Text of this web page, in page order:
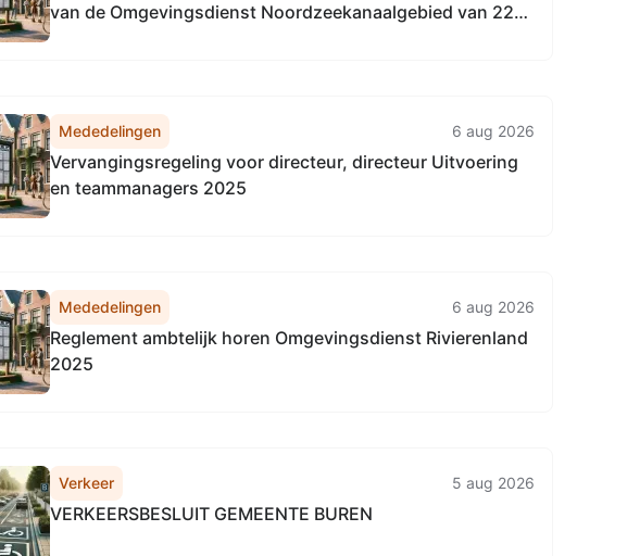
van de Omgevingsdienst Noordzeekanaalgebied van 22
Mededelingen 6 aug 2026
Vervangingsregeling voor directeur, directeur Uitvoering
en teammanagers 2025
Mededelingen 6 aug 2026
Reglement ambtelijk horen Omgevingsdienst Rivierenland
2025
Verkeer 5 aug 2026
VERKEERSBESLUIT GEMEENTE BUREN